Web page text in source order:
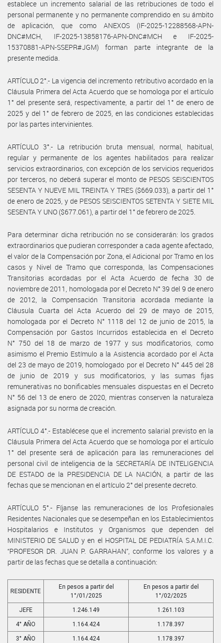
establece un incremento salarial de las retribuciones de todo el
personal permanente y no permanente comprendido en su ámbito
de aplicación, que como ANEXOS (IF-2025-12288568-APN-
DNC#MCH, IF-2025-13858176-APN-DNC#MCH e IF-2025-
15370881-APN-SSEPR#JGM) forman parte integrante de la
presente medida.
ARTÍCULO 2°.- La vigencia del incremento retributivo acordado en la
Cláusula Primera del Acta Acuerdo que se homologa por el artículo
1° del presente será, respectivamente, a partir del 1° de enero de
2025 y del 1° de febrero de 2025, en las condiciones establecidas
por las partes intervinientes.
ARTÍCULO 3°.- La retribución bruta mensual, normal, habitual,
regular y permanente de los agentes habilitados para realizar
servicios extraordinarios, con excepción de los servicios requeridos
por terceros, no deberá superar el monto de PESOS SEISCIENTOS
SESENTA Y NUEVE MIL TREINTA Y TRES ($669.033), a partir del 1°
de enero de 2025, y de PESOS SEISCIENTOS SETENTA Y SIETE MIL
SESENTA Y UNO ($677.061), a partir del 1° de febrero de 2025.
Para determinar dicha retribución no se considerarán: los grados
extraordinarios que pudieran corresponder a cada agente afectado,
el valor de la Compensación por Zona, el Adicional por Tramo en los
casos y Nivel de Tramo que corresponda, las Compensaciones
Transitorias acordadas por el Acta Acuerdo de fecha 30 de
noviembre de 2011, homologada por el Decreto N° 39 del 9 de enero
de 2012, la Compensación Transitoria acordada mediante la
Cláusula Cuarta del Acta Acuerdo del 29 de mayo de 2015,
homologada por el Decreto N° 1118 del 12 de junio de 2015, la
Compensación por Gastos Incurridos establecida en el Decreto
N° 750 del 18 de marzo de 1977 y sus modificatorios, como
asimismo el Premio Estímulo a la Asistencia acordado por el Acta
del 23 de mayo de 2019, homologado por el Decreto N° 445 del 28
de junio de 2019 y sus modificatorios, y las sumas fijas
remunerativas no bonificables mensuales dispuestas en el Decreto
N° 56 del 13 de enero de 2020, mientras conserven la naturaleza
asignada por su norma de creación.
ARTÍCULO 4°.- Establécese que el incremento salarial previsto en la
Cláusula Primera del Acta Acuerdo que se homologa por el artículo
1° del presente será de aplicación para las remuneraciones del
personal civil de inteligencia de la SECRETARÍA DE INTELIGENCIA
DE ESTADO de la PRESIDENCIA DE LA NACIÓN, a partir de las
fechas que se mencionan en el artículo 2° del presente decreto.
ARTÍCULO 5°.- Fíjanse las remuneraciones de los Profesionales
Residentes Nacionales que se desempeñan en los Establecimientos
Hospitalarios e Institutos y Organismos que dependen del
MINISTERIO DE SALUD y en el HOSPITAL DE PEDIATRÍA S.A.M.I.C.
“PROFESOR DR. JUAN P. GARRAHAN”, conforme los valores y a
partir de las fechas que se detalla a continuación:
RESIDENTE
En pesos a partir del
1°/01/2025
En pesos a partir del
1°/02/2025
JEFE 1.246.149 1.261.103
4° AÑO 1.164.424 1.178.397
3° AÑO 1.164.424 1.178.397